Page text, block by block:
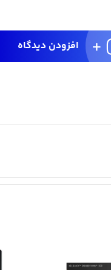
افزودن دیدگاه